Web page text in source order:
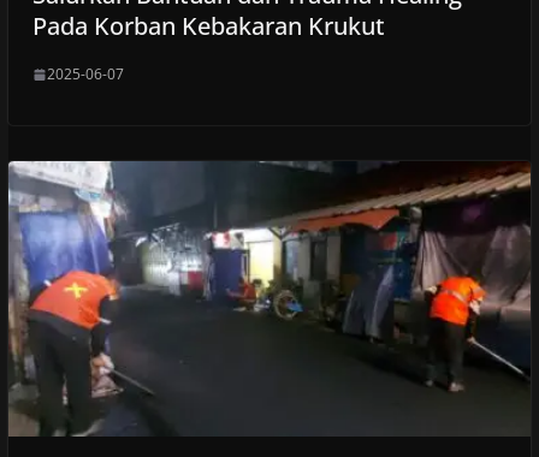
Pada Korban Kebakaran Krukut
2025-06-07